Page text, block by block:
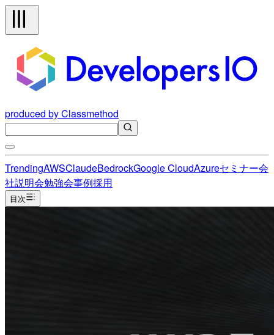
produced by Classmethod
TrendingAWSClaudeBedrockGoogle CloudAzureセミナー会
社説明会勉強会事例採用
目次